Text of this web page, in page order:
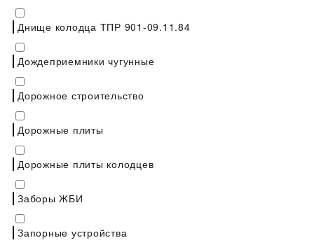
Днище колодца ТПР 901-09.11.84
Дождеприемники чугунные
Дорожное строительство
Дорожные плиты
Дорожные плиты колодцев
Заборы ЖБИ
Запорные устройства